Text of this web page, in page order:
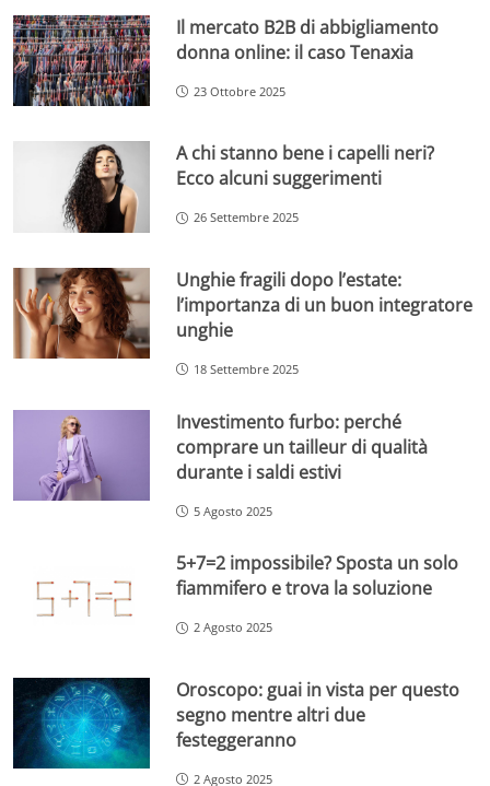
Il mercato B2B di abbigliamento
donna online: il caso Tenaxia
23 Ottobre 2025
A chi stanno bene i capelli neri?
Ecco alcuni suggerimenti
26 Settembre 2025
Unghie fragili dopo l’estate:
l’importanza di un buon integratore
unghie
18 Settembre 2025
Investimento furbo: perché
comprare un tailleur di qualità
durante i saldi estivi
5 Agosto 2025
5+7=2 impossibile? Sposta un solo
fiammifero e trova la soluzione
2 Agosto 2025
Oroscopo: guai in vista per questo
segno mentre altri due
festeggeranno
2 Agosto 2025